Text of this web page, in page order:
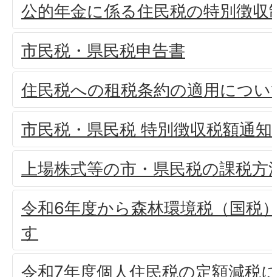
公的年金に係る住民税の特別徴
市民税・県民税申告書
住民税への租税条約の適用につ
市民税・県民税 特別徴収税額通
上場株式等の市・県民税の課税
令和6年度から森林環境税（国税
す
令和7年度個人住民税の定額減税